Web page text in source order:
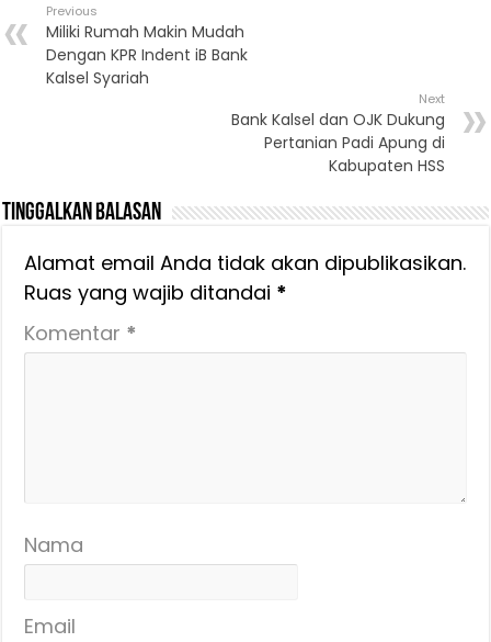
Previous
Miliki Rumah Makin Mudah
Dengan KPR Indent iB Bank
Kalsel Syariah
Next
Bank Kalsel dan OJK Dukung
Pertanian Padi Apung di
Kabupaten HSS
Tinggalkan Balasan
Alamat email Anda tidak akan dipublikasikan.
Ruas yang wajib ditandai *
Komentar *
Nama
Email